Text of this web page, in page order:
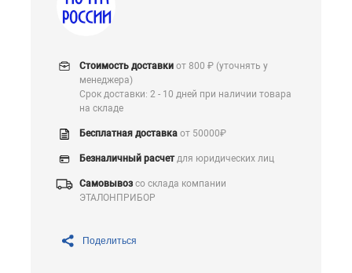
Стоимость доставки от 800 ₽ (уточнять у
менеджера)
Срок доставки: 2 - 10 дней при наличии товара
на складе
Бесплатная доставка от 50000₽
Безналичный расчетдля юридических лиц
Самовывозсо склада компании
ЭТАЛОНПРИБОР
Поделиться